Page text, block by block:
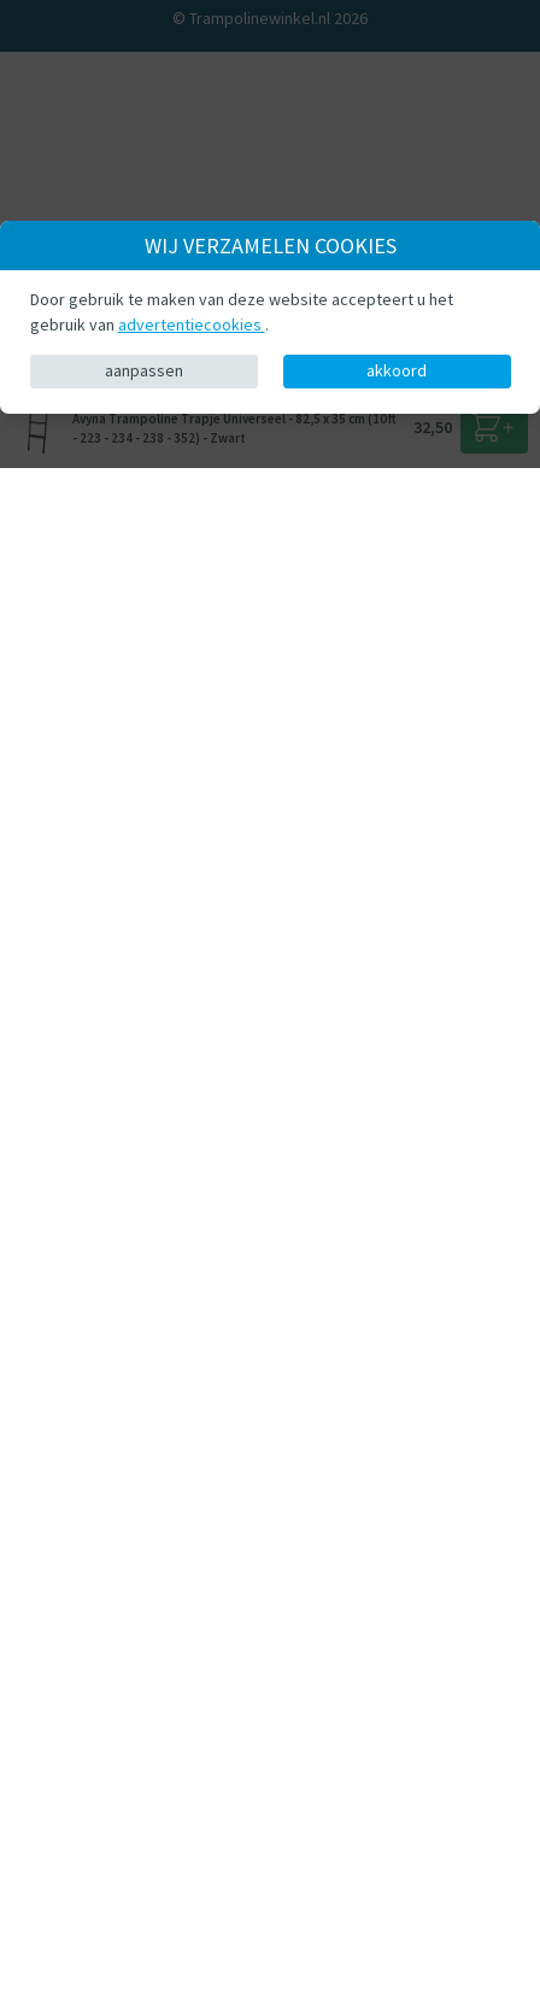
Avyna Trampoline Trapje Universeel - 82,5 x 35 cm (10ft
- 223 - 234 - 238 - 352) - Zwart
32,50
© Trampolinewinkel.nl 2026
WIJ VERZAMELEN COOKIES
Door gebruik te maken van deze website accepteert u het
gebruik van advertentiecookies .
aanpassen akkoord